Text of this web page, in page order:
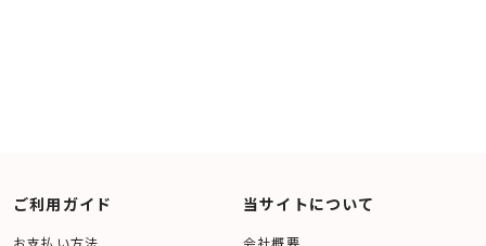
ご利用ガイド 当サイトについて